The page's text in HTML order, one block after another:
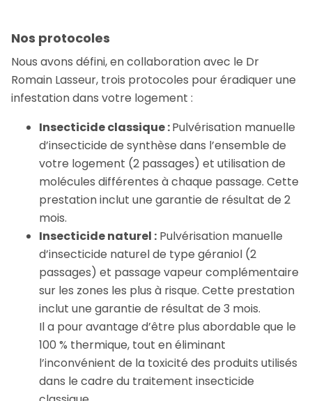
Nos protocoles
Nous avons défini, en collaboration avec le Dr
Romain Lasseur, trois protocoles pour éradiquer une
infestation dans votre logement :
Insecticide classique :Pulvérisation manuelle
d’insecticide de synthèse dans l’ensemble de
votre logement (2 passages) et utilisation de
molécules différentes à chaque passage. Cette
prestation inclut une garantie de résultat de 2
mois.
Insecticide naturel : Pulvérisation manuelle
d’insecticide naturel de type géraniol (2
passages) et passage vapeur complémentaire
sur les zones les plus à risque. Cette prestation
inclut une garantie de résultat de 3 mois.
Il a pour avantage d’être plus abordable que le
100 % thermique, tout en éliminant
l’inconvénient de la toxicité des produits utilisés
dans le cadre du traitement insecticide